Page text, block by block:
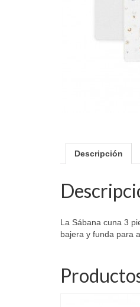
Descripción
La Sábana cuna 3
bajera y funda para